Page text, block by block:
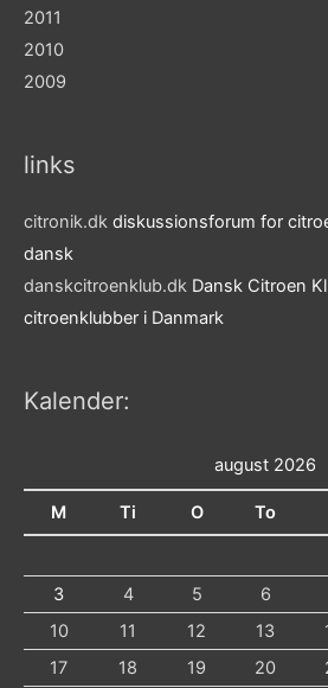
2011
2010
2009
links
citronik.dk diskussionsforum for
dansk
danskcitroenklub.dk Dansk Citroen
citroenklubber i Danmark
Kalender:
august 2026
M Ti O To
3
4 5 6
10
11 12 13
17
18 19 20